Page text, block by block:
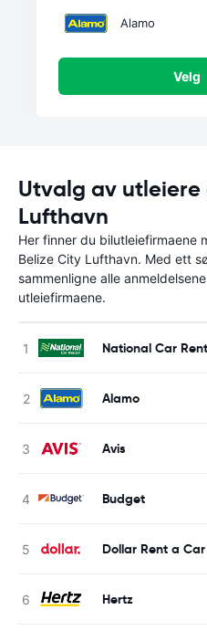
Alamo
Velg
Utvalg av utleiere
Lufthavn
Her finner du bilutleiefirmaene
Belize City Lufthavn. Med ett
sammenligne alle
utleiefirmaene.
National Car
Alamo
Avis
Budget
Dollar Rent a Car
Hertz